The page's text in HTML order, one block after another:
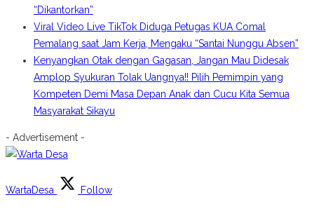
“Dikantorkan”
Viral Video Live TikTok Diduga Petugas KUA Comal
Pemalang saat Jam Kerja, Mengaku “Santai Nunggu Absen”
Kenyangkan Otak dengan Gagasan, Jangan Mau Didesak
Amplop Syukuran Tolak Uangnya!! Pilih Pemimpin yang
Kompeten Demi Masa Depan Anak dan Cucu Kita Semua
Masyarakat Sikayu
- Advertisement -
WartaDesa Follow